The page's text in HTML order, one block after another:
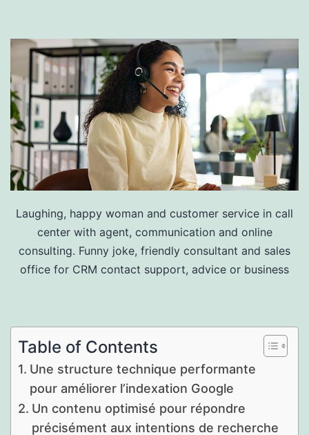
Laughing, happy woman and customer service in call
center with agent, communication and online
consulting. Funny joke, friendly consultant and sales
office for CRM contact support, advice or business
Table of Contents
Une structure technique performante
pour améliorer l’indexation Google
Un contenu optimisé pour répondre
précisément aux intentions de recherche